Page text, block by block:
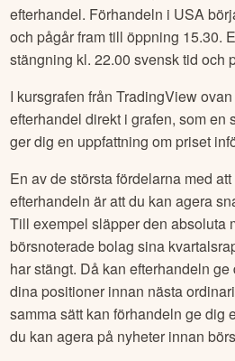
efterhandel. Förhandeln i USA
och pågår fram till öppning 15.30.
stängning kl. 22.00 svensk tid och
I kursgrafen från TradingView
efterhandel direkt i grafen, som en
ger dig en uppfattning om priset
En av de största fördelarna med
efterhandeln är att du kan agera
Till exempel släpper den absoluta
börsnoterade bolag sina
har stängt. Då kan efterhandeln
dina positioner innan nästa
samma sätt kan förhandeln ge dig
du kan agera på nyheter innan